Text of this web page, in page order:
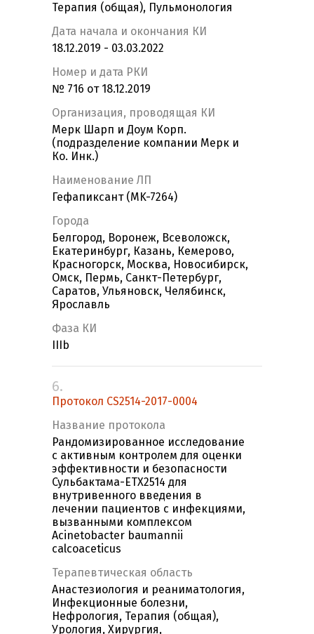
Терапия (общая), Пульмонология
Дата начала и окончания КИ
18.12.2019 - 03.03.2022
Номер и дата РКИ
№ 716 от 18.12.2019
Организация, проводящая КИ
Мерк Шарп и Доум Корп.
(подразделение компании Мерк и
Ко. Инк.)
Наименование ЛП
Гефапиксант (MK-7264)
Города
Белгород, Воронеж, Всеволожск,
Екатеринбург, Казань, Кемерово,
Красногорск, Москва, Новосибирск,
Омск, Пермь, Санкт-Петербург,
Саратов, Ульяновск, Челябинск,
Ярославль
Фаза КИ
IIIb
6.
Протокол CS2514-2017-0004
Название протокола
Рандомизированное исследование
с активным контролем для оценки
эффективности и безопасности
Сульбактама-ETX2514 для
внутривенного введения в
лечении пациентов с инфекциями,
вызванными комплексом
Acinetobacter baumannii
calcoaceticus
Терапевтическая область
Анастезиология и реаниматология,
Инфекционные болезни,
Нефрология, Терапия (общая),
Урология, Хирургия,